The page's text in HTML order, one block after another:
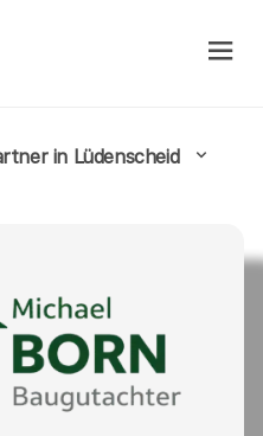
in Lüdenscheid